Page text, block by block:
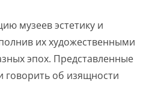
музеев эстетику и
их художественными
эпох. Представленные
об изящности